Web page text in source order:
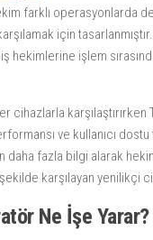
farklı operasyonlarda
için
hekimlerine işlem
cihazlarla karşılaştırırken
ve kullanıcı dostu
daha fazla bilgi alarak
şekilde karşılayan yenilikçi
Ne İşe Yarar?